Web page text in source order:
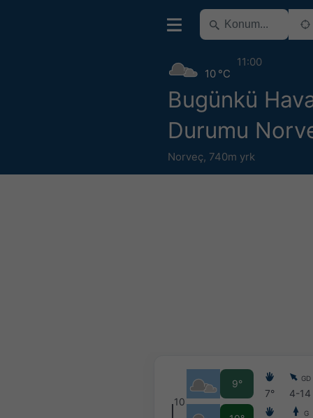
Bugünkü
Durumu
Norveç, 740m yrk
10 °C
11:00
10
9°
7°
GD
4-14
G